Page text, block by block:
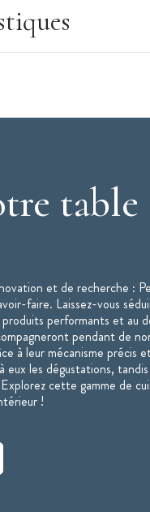
une entreprise française,
voitures, mais elle est
amateurs de cuisine ! À
table
et de recherche :
faire. Laissez-vous
performants et au
pendant de
à leur mécanisme précis
eux les dégustations,
cette gamme de
!